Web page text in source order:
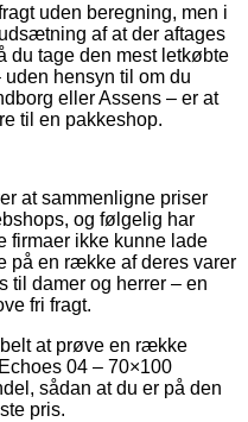
uden beregning, men i
af at der aftages
du tage den mest letkøbte
hensyn til om du
eller Assens – er at
til en pakkeshop.
at sammenligne priser
og følgelig har
firmaer ikke kunne lade
på en række af deres varer
til damer og herrer – en
fri fragt.
at prøve en række
04 – 70×100
sådan at du er på den
pris.